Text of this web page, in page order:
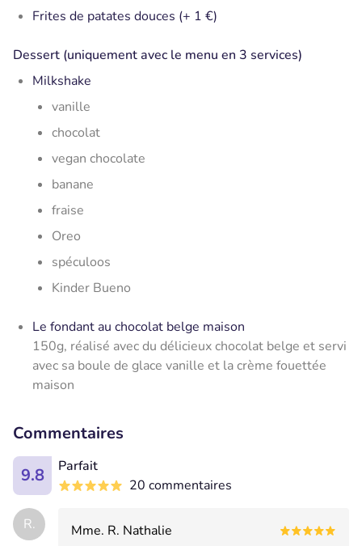
Frites de patates douces (+ 1 €)
Dessert (uniquement avec le menu en 3 services)
Milkshake
vanille
chocolat
vegan chocolate
banane
fraise
Oreo
spéculoos
Kinder Bueno
Le fondant au chocolat belge maison
150g, réalisé avec du délicieux chocolat belge et servi
avec sa boule de glace vanille et la crème fouettée
maison
Commentaires
9.8
Parfait
20 commentaires
R.
Mme. R. Nathalie